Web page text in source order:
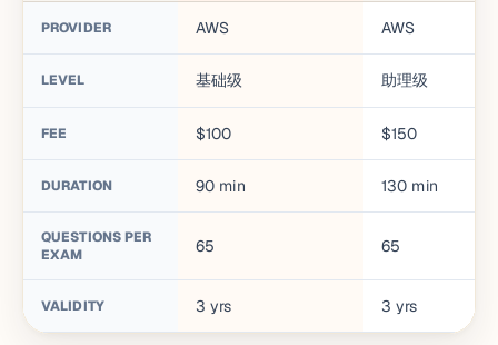
PROVIDER AWS AWS
LEVEL 基础级 助理级
FEE $100 $150
DURATION 90 min 130 min
QUESTIONS PER
EXAM
65 65
VALIDITY 3 yrs 3 yrs